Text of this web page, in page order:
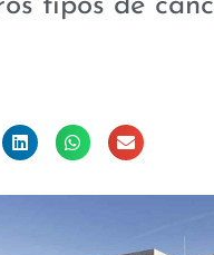
tipos de